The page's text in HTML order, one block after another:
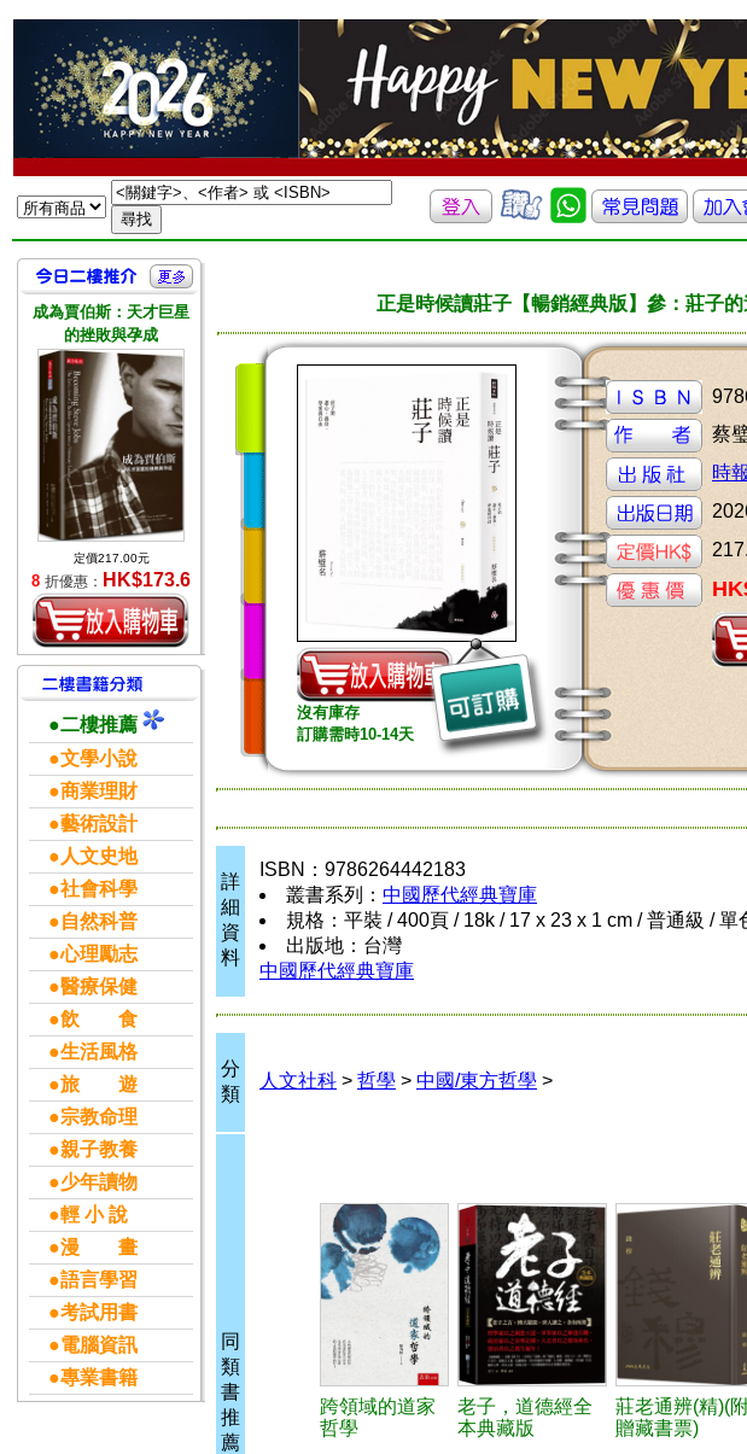
成為賈伯斯：天才巨星
的挫敗與孕成
定價217.00元
8 折優惠： HK$173.6
●二樓推薦
●文學小說
●商業理財
●藝術設計
●人文史地
●社會科學
●自然科普
●心理勵志
●醫療保健
●飲 食
●生活風格
●旅 遊
●宗教命理
●親子教養
●少年讀物
●輕 小 說
●漫 畫
●語言學習
●考試用書
●電腦資訊
●專業書籍
正是時候讀莊子【暢銷經典版】參：莊子
沒有庫存
訂購需時10-14天
蔡
時
詳
細
資
料
ISBN：9786264442183
叢書系列： 中國歷代經典寶庫
規格：平裝 / 400頁 / 18k / 17 x 23 x 1 cm / 普通級 / 單
出版地：台灣
中國歷代經典寶庫
分
類
人文社科 > 哲學 > 中國/東方哲學 >
同
類
書
推
薦
跨領域的道家
哲學
老子，道德經全
本典藏版
莊老通辨(精)(
贈藏書票)